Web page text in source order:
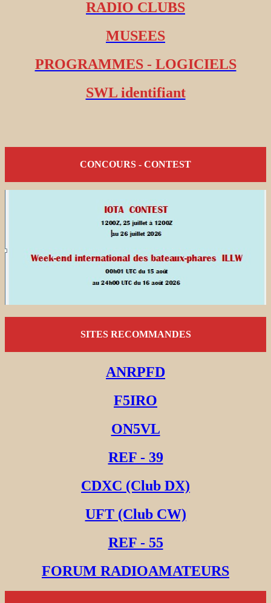
RADIO CLUBS
MUSEES
PROGRAMMES - LOGICIELS
SWL identifiant
CONCOURS - CONTEST
SITES RECOMMANDES
ANRPFD
F5IRO
ON5VL
REF - 39
CDXC (Club DX)
UFT (Club CW)
REF - 55
FORUM RADIOAMATEURS